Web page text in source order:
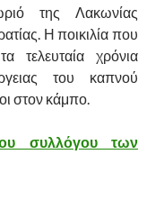
της Λακωνίας
Η ποικιλία που
τελευταία χρόνια
του καπνού
στον κάμπο.
συλλόγου των